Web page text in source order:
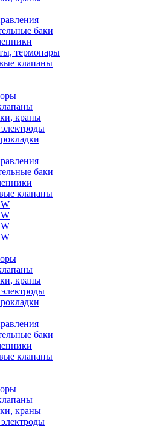
баки
термопары
клапаны
краны
баки
клапаны
краны
баки
клапаны
краны